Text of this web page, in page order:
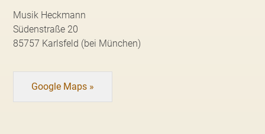
Musik Heckmann
Südenstraße 20
85757 Karlsfeld (bei München)
Google Maps »